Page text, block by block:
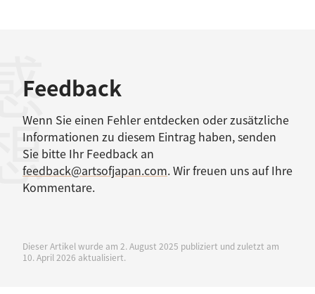
Feedback
Wenn Sie einen Fehler entdecken oder zusätzliche
Informationen zu diesem Eintrag haben, senden
Sie bitte Ihr Feedback an
feedback@artsofjapan.com. Wir freuen uns auf Ihre
Kommentare.
Dieser Artikel wurde am 2. August 2025 publiziert und zuletzt am
10. April 2026 aktualisiert.